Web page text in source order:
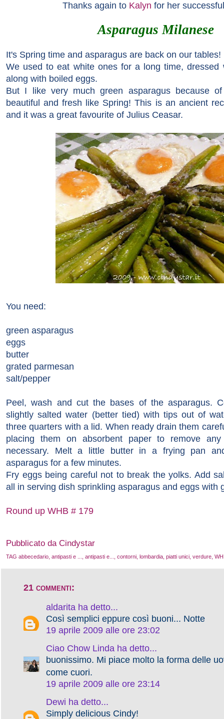
Thanks again to Kalyn for her
Asparagus Milanese
It's Spring time and asparagus are back on our tables!
We used to eat white ones for a long time, dressed
along with boiled eggs.
But I like very much green asparagus because
beautiful and fresh like Spring! This is an ancient
and it was a great favourite of Julius Ceasar.
You need:
green asparagus
eggs
butter
grated parmesan
salt/pepper
Peel, wash and cut the bases of the asparagus.
slightly salted water (better tied) with tips out of
three quarters with a lid. When ready drain them
placing them on absorbent paper to remove
necessary. Melt a little butter in a frying pan
asparagus for a few minutes.
Fry eggs being careful not to break the yolks. Add
all in serving dish sprinkling asparagus and eggs with
Round up WHB # 179
Pubblicato da Cindystar
TAG abbecedario antipasti e ... antipasti e... contorni lombardia piatti unici verdure
21 commenti:
aldarita ha detto...
Così semplici eppure così buoni... Notte
19 aprile 2009 alle ore 23:02
Ciao Chow Linda ha detto...
buonissimo. Mi piace molto la forma delle
come cuori.
19 aprile 2009 alle ore 23:14
Dewi ha detto...
Simply delicious Cindy!